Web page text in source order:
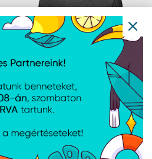
Lenovo 16" Topload T210